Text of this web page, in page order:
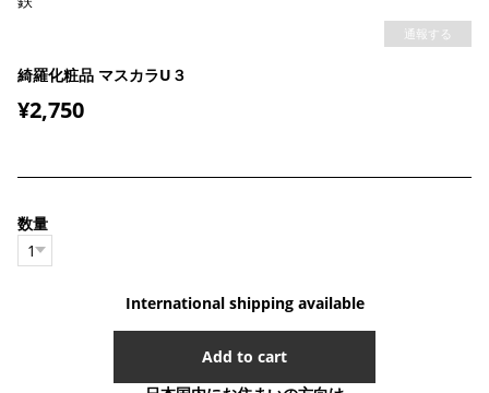
通報する
綺羅化粧品 マスカラU３
¥2,750
数量
International shipping available
Add to cart